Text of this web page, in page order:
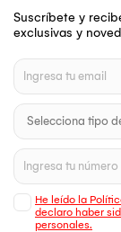
Suscríbete y
exclusivas y
He leído la
declaro haber
personales.